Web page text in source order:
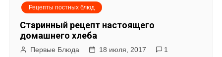
Рецепты постных блюд
Старинный рецепт настоящего
домашнего хлеба
Первые Блюда 18 июля, 2017 1